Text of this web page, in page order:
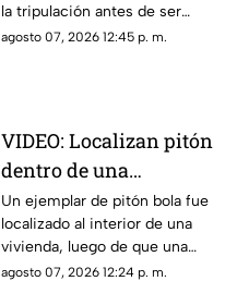
la tripulación antes de ser
sometido.
agosto 07, 2026 12:45 p. m.
VIDEO: Localizan pitón
dentro de una
vivienda;
guardabosques
aseguran al ejemplar
Un ejemplar de pitón bola fue
localizado al interior de una
vivienda, luego de que una
habitante solicitara apoyo a los
agosto 07, 2026 12:24 p. m.